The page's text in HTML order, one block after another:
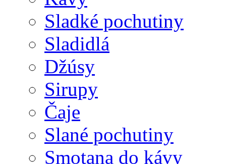
Sladké pochutiny
Sladidlá
Džúsy
Sirupy
Čaje
Slané pochutiny
Smotana do kávy